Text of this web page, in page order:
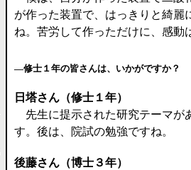
が作った装置で、はっきりと綺麗
ね。苦労して作っただけに、感動
―修士１年の皆さんは、いかがですか？
日塔さん（修士１年）
先生に提示された研究テーマが
す。後は、院試の勉強ですね。
後藤さん（博士３年）